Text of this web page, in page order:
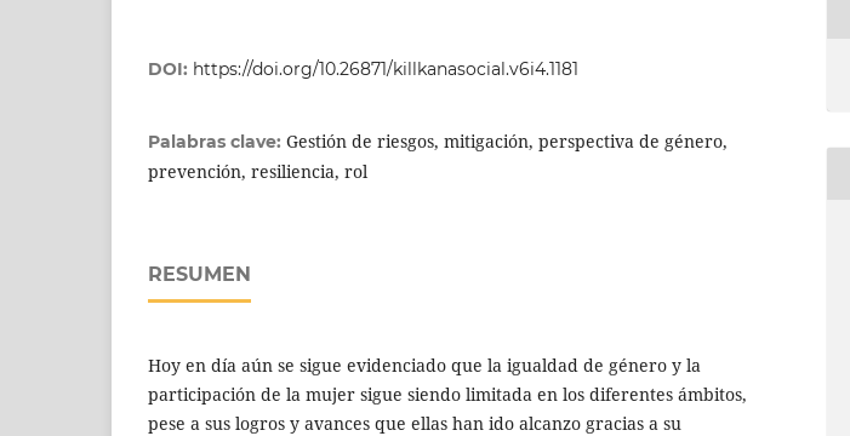
DOI: https://doi.org/10.26871/killkanasocial.v6i4.1181
Palabras clave: Gestión de riesgos, mitigación, perspectiva de género,
prevención, resiliencia, rol
RESUMEN
Hoy en día aún se sigue evidenciado que la igualdad de género y la
participación de la mujer sigue siendo limitada en los diferentes ámbitos,
pese a sus logros y avances que ellas han ido alcanzo gracias a su